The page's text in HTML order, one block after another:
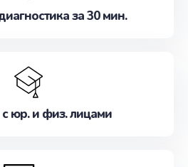
за 30 мин.
юр. и физ. лицами